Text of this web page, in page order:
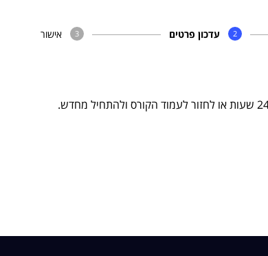
2 עדכון פרטים 3 אישור